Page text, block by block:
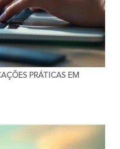
PRÁTICAS EM